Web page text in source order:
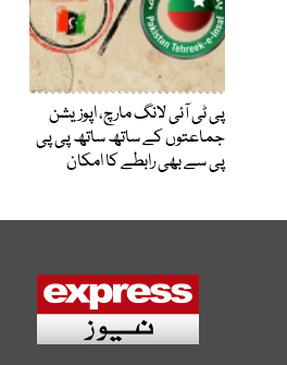
پی ٹی آئی لانگ مارچ، اپوزیشن
جماعتوں کے ساتھ ساتھ پی پی
پی سے بھی رابطے کا امکان